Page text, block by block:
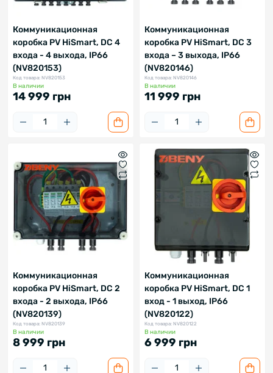
Коммуникационная
коробка PV HiSmart, DC 4
входа - 4 выхода, IP66
(NV820153)
Код товара: NV820153
В наличии
14 999 грн
Коммуникационная
коробка PV HiSmart, DC 3
входа – 3 выхода, IP66
(NV820146)
Код товара: NV820146
В наличии
11 999 грн
Коммуникационная
коробка PV HiSmart, DC 2
входа - 2 выхода, IP66
(NV820139)
Код товара: NV820139
В наличии
8 999 грн
Коммуникационная
коробка PV HiSmart, DC 1
вход - 1 выход, IP66
(NV820122)
Код товара: NV820122
В наличии
6 999 грн